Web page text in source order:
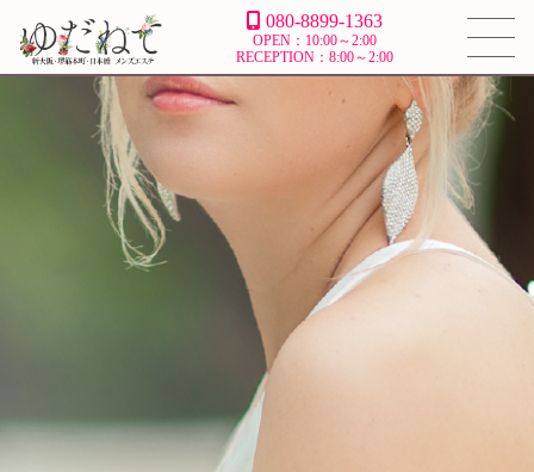
080-8899-1363
OPEN：10:00～2:00
RECEPTION：8:00～2:00